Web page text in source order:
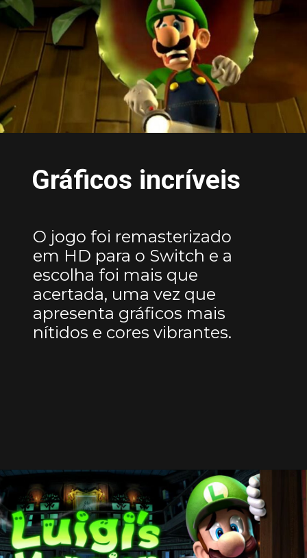
O jogo foi remasterizado
em HD para o Switch e a
escolha foi mais que
acertada, uma vez que
apresenta gráficos mais
nítidos e cores vibrantes.
Gráficos incríveis